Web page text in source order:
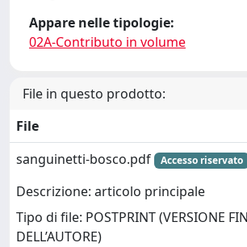
Appare nelle tipologie:
02A-Contributo in volume
File in questo prodotto:
File
sanguinetti-bosco.pdf
Accesso riservato
Descrizione: articolo principale
Tipo di file: POSTPRINT (VERSIONE
DELL’AUTORE)